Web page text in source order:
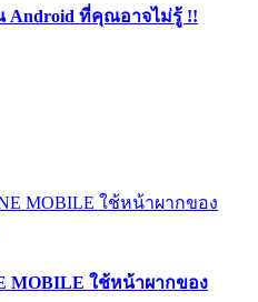
Android ที่คุณอาจไม่รู้ !!
MOBILE ใช้หน้าผากของ